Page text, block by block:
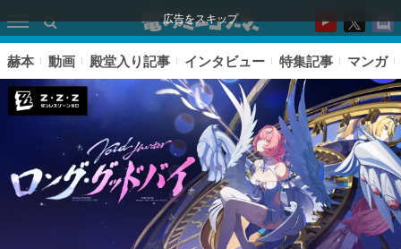
広告をスキップ
赫本 動画 殿堂入り記事 インタビュー 特集記事 マンガ